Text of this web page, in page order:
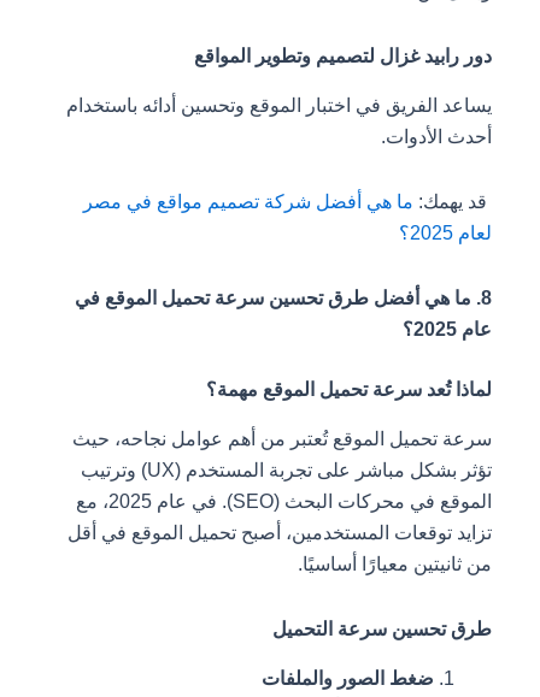
دور رابيد غزال لتصميم وتطوير المواقع
يساعد الفريق في اختبار الموقع وتحسين أدائه باستخدام
أحدث الأدوات.
قد يهمك: ما هي أفضل شركة تصميم مواقع في مصر
لعام 2025؟
8. ما هي أفضل طرق تحسين سرعة تحميل الموقع في
عام 2025؟
لماذا تُعد سرعة تحميل الموقع مهمة؟
سرعة تحميل الموقع تُعتبر من أهم عوامل نجاحه، حيث
تؤثر بشكل مباشر على تجربة المستخدم (UX) وترتيب
الموقع في محركات البحث (SEO). في عام 2025، مع
تزايد توقعات المستخدمين، أصبح تحميل الموقع في أقل
من ثانيتين معيارًا أساسيًا.
طرق تحسين سرعة التحميل
ضغط الصور والملفات